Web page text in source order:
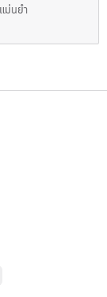
ม่นยำ